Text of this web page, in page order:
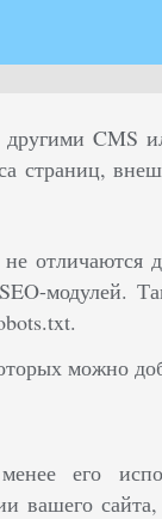
другими
страниц,
отличаются
модулей.
можно
его
вашего